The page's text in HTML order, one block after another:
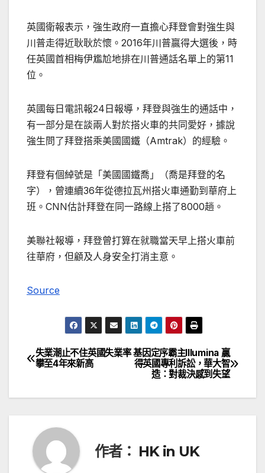
英國衛報表示，強生政府一直擔心拜登會對強生與
川普走得近耿耿於懷。2016年川普贏得大選後，時
任英國首相梅伊尷尬地排在川普通話名單上的第11
位。
英國每日電訊報24日報導，拜登與強生的通話中，
有一部分是在談兩人對於搭火車的共同愛好，據說
強生問了拜登搭乘美國國鐵（Amtrak）的經驗。
拜登有個綽號是「美國國鐵喬」（喬是拜登的名
字），曾連續36年從德拉瓦州搭火車通勤到華府上
班。CNN估計拜登在同一路線上搭了8000趟。
美聯社報導，拜登曾打算在就職當天早上搭火車前
往華府，但顧及人身安全打消主意。
Source
文
覽
基因定序霸主Illumina 贏
得英國專利訴訟，華大智
造：對裁決感到失望
失業潮止不住英國失業率
攀至4年來新高
作者： HK in UK